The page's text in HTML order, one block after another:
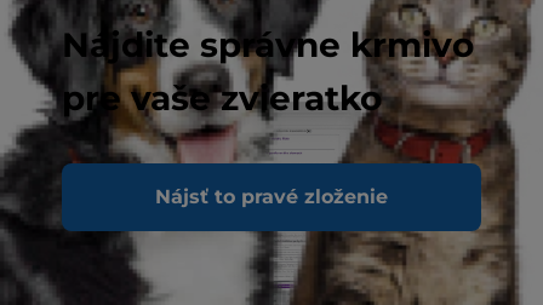
Nájdite správne krmivo
pre vaše zvieratko
Nájsť to pravé zloženie